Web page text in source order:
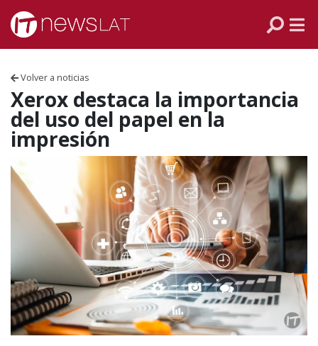
Skip to content
Volver a noticias
Xerox destaca la importancia
del uso del papel en la
impresión
VENEZUELA
ECUADOR
PERÚ
CHILE
ARGENTINA
MÉXICO